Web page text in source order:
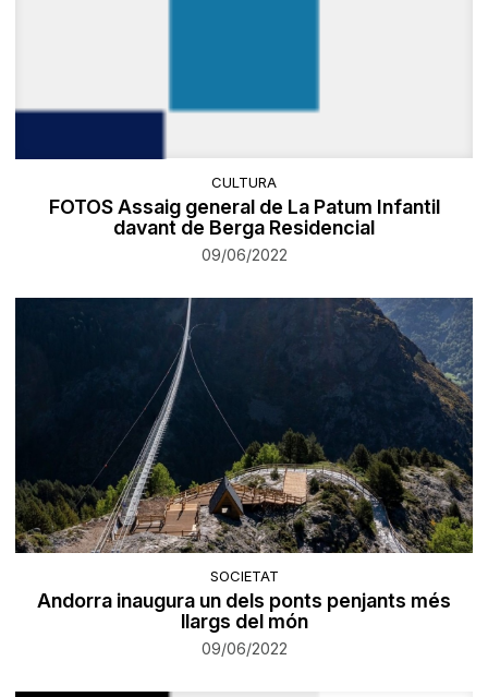
CULTURA
FOTOS Assaig general de La Patum Infantil
davant de Berga Residencial
09/06/2022
SOCIETAT
Andorra inaugura un dels ponts penjants més
llargs del món
09/06/2022